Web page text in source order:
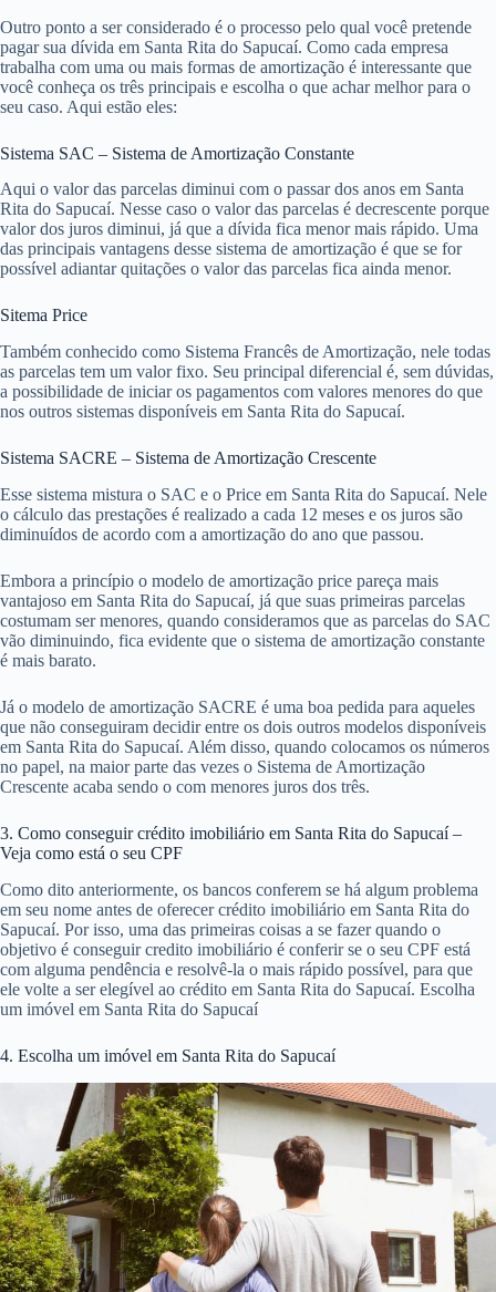
Outro ponto a ser considerado é o processo pelo qual você pretende
pagar sua dívida em Santa Rita do Sapucaí. Como cada empresa
trabalha com uma ou mais formas de amortização é interessante que
você conheça os três principais e escolha o que achar melhor para o
seu caso. Aqui estão eles:
Sistema SAC – Sistema de Amortização Constante
Aqui o valor das parcelas diminui com o passar dos anos em Santa
Rita do Sapucaí. Nesse caso o valor das parcelas é decrescente porque
valor dos juros diminui, já que a dívida fica menor mais rápido. Uma
das principais vantagens desse sistema de amortização é que se for
possível adiantar quitações o valor das parcelas fica ainda menor.
Sitema Price
Também conhecido como Sistema Francês de Amortização, nele todas
as parcelas tem um valor fixo. Seu principal diferencial é, sem dúvidas,
a possibilidade de iniciar os pagamentos com valores menores do que
nos outros sistemas disponíveis em Santa Rita do Sapucaí.
Sistema SACRE – Sistema de Amortização Crescente
Esse sistema mistura o SAC e o Price em Santa Rita do Sapucaí. Nele
o cálculo das prestações é realizado a cada 12 meses e os juros são
diminuídos de acordo com a amortização do ano que passou.
Embora a princípio o modelo de amortização price pareça mais
vantajoso em Santa Rita do Sapucaí, já que suas primeiras parcelas
costumam ser menores, quando consideramos que as parcelas do SAC
vão diminuindo, fica evidente que o sistema de amortização constante
é mais barato.
Já o modelo de amortização SACRE é uma boa pedida para aqueles
que não conseguiram decidir entre os dois outros modelos disponíveis
em Santa Rita do Sapucaí. Além disso, quando colocamos os números
no papel, na maior parte das vezes o Sistema de Amortização
Crescente acaba sendo o com menores juros dos três.
3. Como conseguir crédito imobiliário em Santa Rita do Sapucaí –
Veja como está o seu CPF
Como dito anteriormente, os bancos conferem se há algum problema
em seu nome antes de oferecer crédito imobiliário em Santa Rita do
Sapucaí. Por isso, uma das primeiras coisas a se fazer quando o
objetivo é conseguir credito imobiliário é conferir se o seu CPF está
com alguma pendência e resolvê-la o mais rápido possível, para que
ele volte a ser elegível ao crédito em Santa Rita do Sapucaí. Escolha
um imóvel em Santa Rita do Sapucaí
4. Escolha um imóvel em Santa Rita do Sapucaí